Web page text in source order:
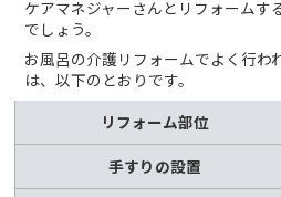
ケアマネジャーさんとリフォームす
でしょう。
お風呂の介護リフォームでよく行わ
は、以下のとおりです。
リフォーム部位
手すりの設置